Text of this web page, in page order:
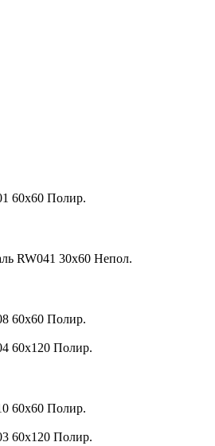
60x60 Полир.
RW041 30x60 Непол.
60x60 Полир.
60x120 Полир.
60x60 Полир.
60x120 Полир.